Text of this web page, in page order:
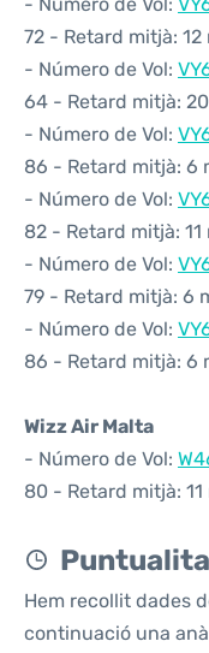
72 - Retard mitjà: 12
- Número de Vol:
64 - Retard mitjà:
- Número de Vol:
86 - Retard mitjà: 6
- Número de Vol:
82 - Retard mitjà: 11
- Número de Vol:
79 - Retard mitjà: 6
- Número de Vol:
86 - Retard mitjà: 6
Wizz Air Malta
- Número de Vol:
80 - Retard mitjà:
Hem recollit dades
continuació una